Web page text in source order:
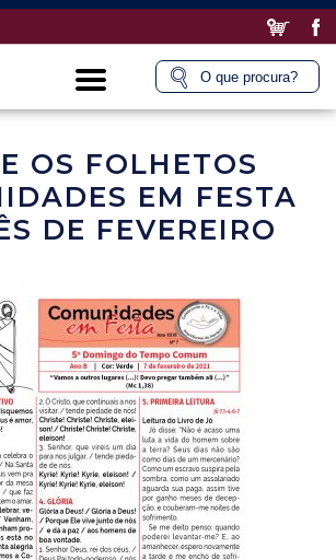
OS FOLHETOS
EM FESTA
DE FEVEREIRO